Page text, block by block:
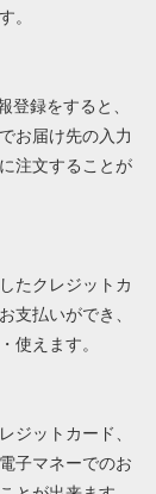
。
登録をすると、
お届け先の入力
注文することが
たクレジットカ
支払いができ、
使えます。
ジットカード、
子マネーでのお